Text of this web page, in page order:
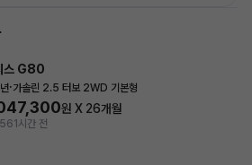
스 G80
·가솔린 2.5 터보 2WD 기본형
원 X 26개월
1시간 전